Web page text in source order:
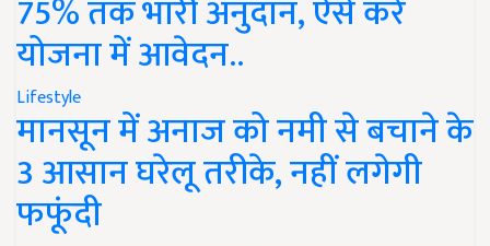
75% तक भारी अनुदान, ऐसे करें
योजना में आवेदन..
Lifestyle
मानसून में अनाज को नमी से बचाने के
3 आसान घरेलू तरीके, नहीं लगेगी
फफूंदी